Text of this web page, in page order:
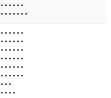
• • • • • •
• • • • • • •
• • • • • •
• • • • • •
• • • • • •
• • • • • •
• • • • • •
• • • • • •
• • •
• • • •